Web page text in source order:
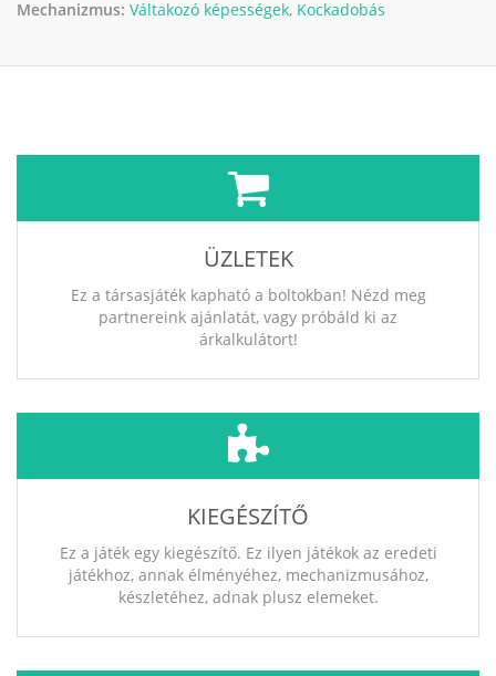
Mechanizmus: Váltakozó képességek, Kockadobás
ÜZLETEK
Ez a társasjáték kapható a boltokban! Nézd meg
partnereink ajánlatát, vagy próbáld ki az
árkalkulátort!
KIEGÉSZÍTŐ
Ez a játék egy kiegészítő. Ez ilyen játékok az eredeti
játékhoz, annak élményéhez, mechanizmusához,
készletéhez, adnak plusz elemeket.